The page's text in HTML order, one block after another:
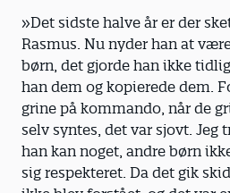
»Det sidste halve år er der
Rasmus. Nu nyder han at
børn, det gjorde han ikke
han dem og kopierede dem.
grine på kommando, når de
selv syntes, det var sjovt. Jeg
han kan noget, andre børn
sig respekteret. Da det gik